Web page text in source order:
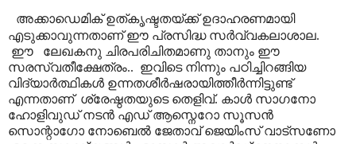
അക്കാഡെമിക് ഉത്കൃഷ്ടതയ്ക്ക് ഉദാഹരണമായി
എടുക്കാവുന്നതാണ് ഈ പ്രസിദ്ധ സർവ്വകലാശാല.
ഈ
ലേഖകനു ചിരപരിചിതമാണു താനും ഈ
സരസ്വതീക്ഷേത്രം.. ഇവിടെ നിന്നും പഠിച്ചിറങ്ങിയ
വിദ്യാർത്ഥികൾ ഉന്നതശീർഷരായിത്തീർന്നിട്ടുണ്ട്
എന്നതാണ് ശ്രേഷ്ഠതയുടെ തെളിവ്. കാൾ സാഗനോ
ഹോളിവുഡ് നടൻ എഡ് ആസ്നെറോ സൂസൻ
സൊന്റാഗോ നോബെൽ ജേതാവ് ജെയിംസ് വാട്സണോ